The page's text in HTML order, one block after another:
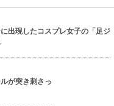
出現したコスプレ女子の「足ジ
が突き刺さっ